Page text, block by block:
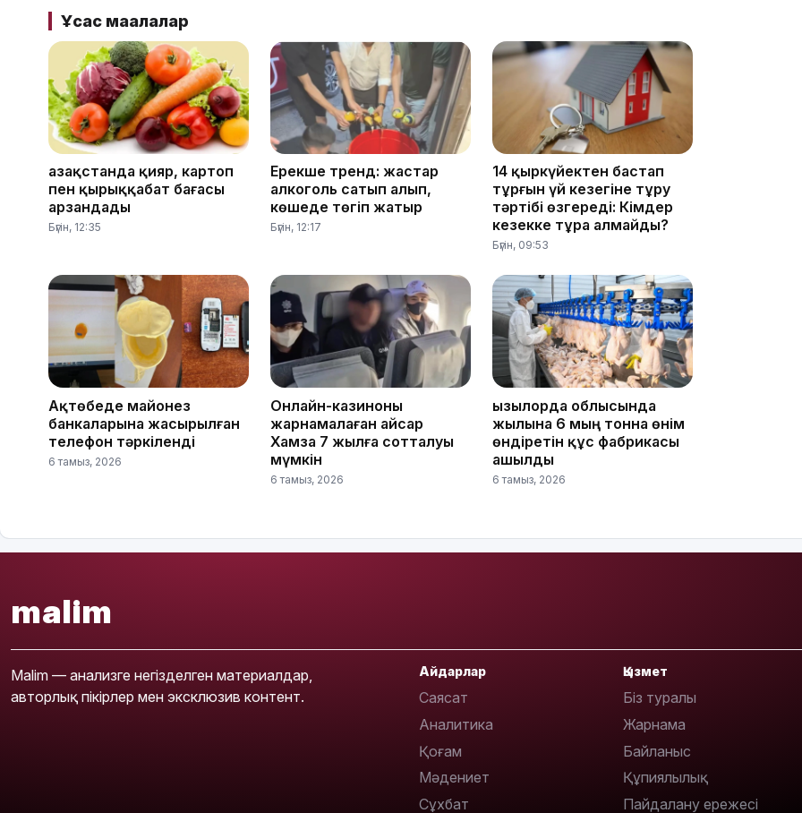
Ұқсас мақалалар
Қазақстанда қияр, картоп
пен қырыққабат бағасы
арзандады
Бүгін, 12:35
Ерекше тренд: жастар
алкоголь сатып алып,
көшеде төгіп жатыр
Бүгін, 12:17
14 қыркүйектен бастап
тұрғын үй кезегіне тұру
тәртібі өзгереді: Кімдер
кезекке тұра алмайды?
Бүгін, 09:53
Ақтөбеде майонез
банкаларына жасырылған
телефон тәркіленді
6 тамыз, 2026
Онлайн-казиноны
жарнамалаған Қайсар
Хамза 7 жылға сотталуы
мүмкін
6 тамыз, 2026
Қызылорда облысында
жылына 6 мың тонна өнім
өндіретін құс фабрикасы
ашылды
6 тамыз, 2026
10:35
malim
Malim — анализге негізделген материалдар,
авторлық пікірлер мен эксклюзив контент.
Айдарлар
Саясат
Аналитика
Қоғам
Мәдениет
Сұхбат
Қызмет
Біз туралы
Жарнама
Байланыс
Құпиялылық
Пайдалану ережесі